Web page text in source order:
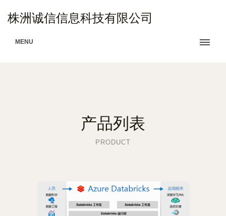
株洲诚信信息科技有限公司
MENU
产品列表
PRODUCT